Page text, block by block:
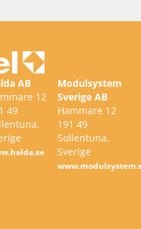
AB
12
49
Modulsystem
Sverige AB
Hammare 12
191 49
Sollentuna,
Sverige